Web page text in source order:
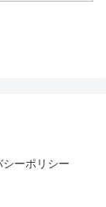
シーポリシー